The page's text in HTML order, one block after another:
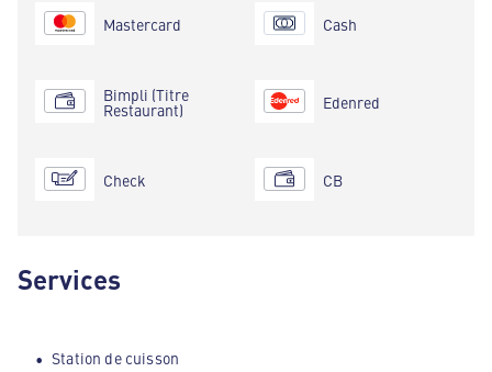
Mastercard
Bimpli (Titre
Restaurant)
Check
Cash
Edenred
CB
Services
Station de cuisson